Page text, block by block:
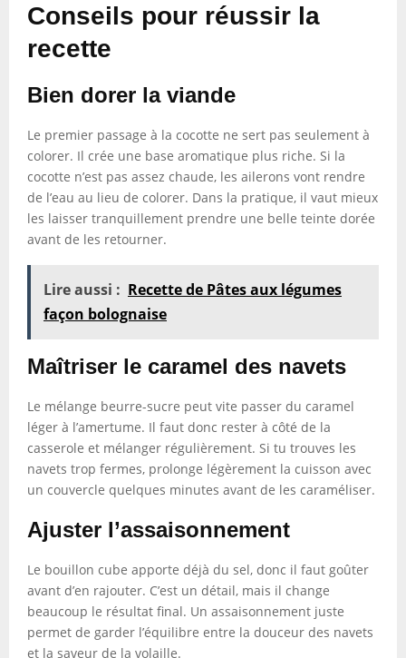
Conseils pour réussir la
recette
Bien dorer la viande
Le premier passage à la cocotte ne sert pas seulement à
colorer. Il crée une base aromatique plus riche. Si la
cocotte n’est pas assez chaude, les ailerons vont rendre
de l’eau au lieu de colorer. Dans la pratique, il vaut mieux
les laisser tranquillement prendre une belle teinte dorée
avant de les retourner.
Lire aussi : Recette de Pâtes aux légumes
façon bolognaise
Maîtriser le caramel des navets
Le mélange beurre-sucre peut vite passer du caramel
léger à l’amertume. Il faut donc rester à côté de la
casserole et mélanger régulièrement. Si tu trouves les
navets trop fermes, prolonge légèrement la cuisson avec
un couvercle quelques minutes avant de les caraméliser.
Ajuster l’assaisonnement
Le bouillon cube apporte déjà du sel, donc il faut goûter
avant d’en rajouter. C’est un détail, mais il change
beaucoup le résultat final. Un assaisonnement juste
permet de garder l’équilibre entre la douceur des navets
et la saveur de la volaille.